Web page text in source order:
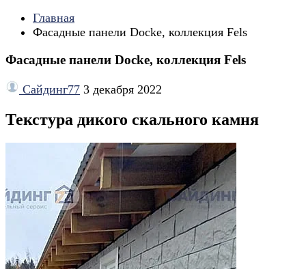
Главная
Фасадные панели Docke, коллекция Fels
Фасадные панели Docke, коллекция Fels
Сайдинг77 3 декабря 2022
Текстура дикого скального камня